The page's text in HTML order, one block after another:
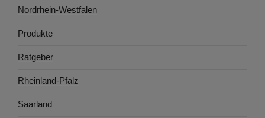
Nordrhein-Westfalen
Produkte
Ratgeber
Rheinland-Pfalz
Saarland